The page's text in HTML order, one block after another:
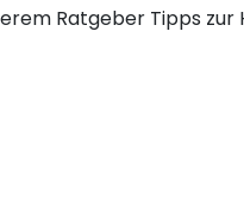
Ratgeber Tipps zur